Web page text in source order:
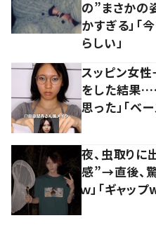
の”まさかの
かすぎる」「
らしい」
スッピン女
をした結果
思った」「ベ
夜、虫取り
感”→直後、
ｗ」「ギャップ